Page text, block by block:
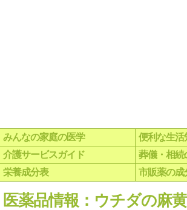
みんなの家庭の医学
便利な生活
介護サービスガイド
葬儀・相続
栄養成分表
市販薬の成
医薬品情報：ウチダの麻